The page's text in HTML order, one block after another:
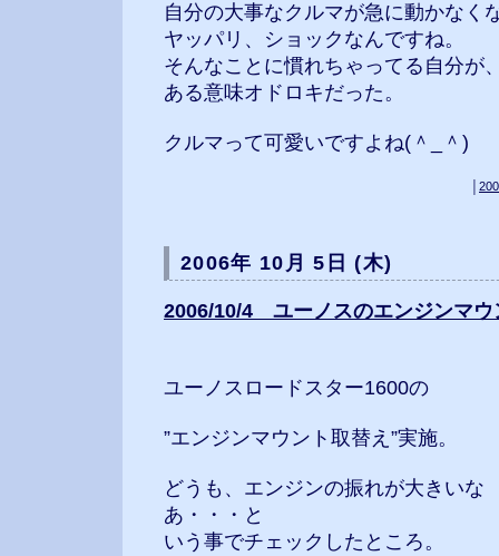
自分の大事なクルマが急に動かなく
ヤッパリ、ショックなんですね。
そんなことに慣れちゃってる自分が
ある意味オドロキだった。
クルマって可愛いですよね(＾_＾)
2006年 10月 5日 (木)
2006/10/4 ユーノスのエンジンマウ
ユーノスロードスター1600の
”エンジンマウント取替え”実施。
どうも、エンジンの振れが大きいな
あ・・・と
いう事でチェックしたところ。